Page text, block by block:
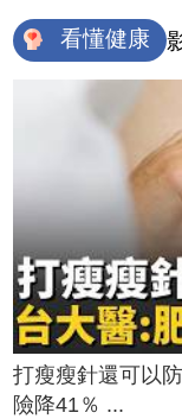
看懂健康
打瘦瘦針還可以
險降41％ ...